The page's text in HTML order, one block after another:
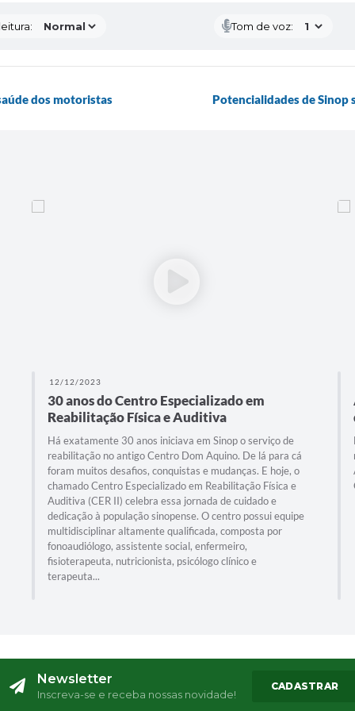
Tom de voz:
dos motoristas Potencialidades de Sinop
12/12/2023
30 anos do Centro Especializado em
Reabilitação Física e Auditiva
Há exatamente 30 anos iniciava em Sinop o serviço de
reabilitação no antigo Centro Dom Aquino. De lá para cá
foram muitos desafios, conquistas e mudanças. E hoje, o
chamado Centro Especializado em Reabilitação Física e
Auditiva (CER II) celebra essa jornada de cuidado e
dedicação à população sinopense. O centro possui equipe
multidisciplinar altamente qualificada, composta por
fonoaudiólogo, assistente social, enfermeiro,
fisioterapeuta, nutricionista, psicólogo clínico e
terapeuta...
Newsletter
Inscreva-se e receba nossas novidade!
CADASTRAR